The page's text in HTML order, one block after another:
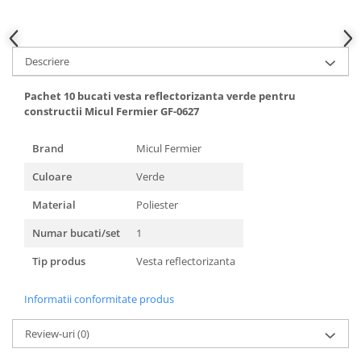
Consumabile
Hota tavan
Hote cupolare
Hote decorative
Hote insula
Hote traditionale
Masini de Spalat Rufe & Uscatoare
Accesorii masini de spalat &
Masini automate de spalat rufe
Masini de spalat rufe verticale
Uscatoare de rufe
Masini de spalat vase
Descriere
Pachet 10 bucati vesta reflectorizanta verde pentru
constructii Micul Fermier GF-0627
Brand
Micul Fermier
Culoare
Verde
Material
Poliester
Numar bucati/set
1
Tip produs
Vesta reflectorizanta
Informatii conformitate produs
Review-uri(0)